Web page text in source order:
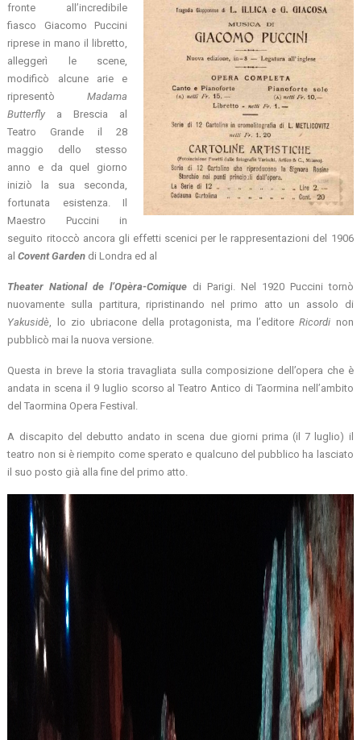
fronte all’incredibile
fiasco Giacomo Puccini
riprese in mano il libretto,
alleggerì le scene,
modificò alcune arie e
ripresentòMadama
Butterfly a Brescia al
Teatro Grande il 28
maggio dello stesso
anno e da quel giorno
iniziò la sua seconda,
fortunata esistenza. Il
Maestro Puccini in
seguito ritoccò ancora gli effetti scenici per le rappresentazioni del 1906
alCovent Garden di Londra ed al
Theater National de l’Opèra-Comique di Parigi. Nel 1920 Puccini tornò
nuovamente sulla partitura, ripristinando nel primo atto un assolo di
Yakusidè , lo zio ubriacone della protagonista, ma l’editoreRicordi non
pubblicò mai la nuova versione.
Questa in breve la storia travagliata sulla composizione dell’opera che è
andata in scena il 9 luglio scorso al Teatro Antico di Taormina nell’ambito
del Taormina Opera Festival.
A discapito del debutto andato in scena due giorni prima (il 7 luglio) il
teatro non si è riempito come sperato e qualcuno del pubblico ha lasciato
il suo posto già alla fine del primo atto.